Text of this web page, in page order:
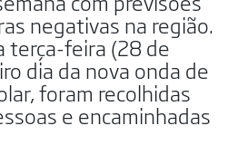
negativas na região.
terça-feira (28 de
dia da nova onda de
foram recolhidas
e encaminhadas